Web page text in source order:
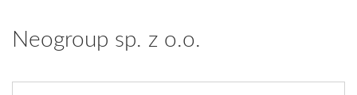
Neogroup sp. z o.o.